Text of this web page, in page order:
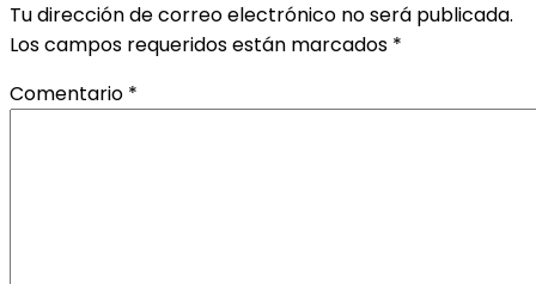
Tu dirección de correo electrónico no será publicada.
Los campos requeridos están marcados *
Comentario *